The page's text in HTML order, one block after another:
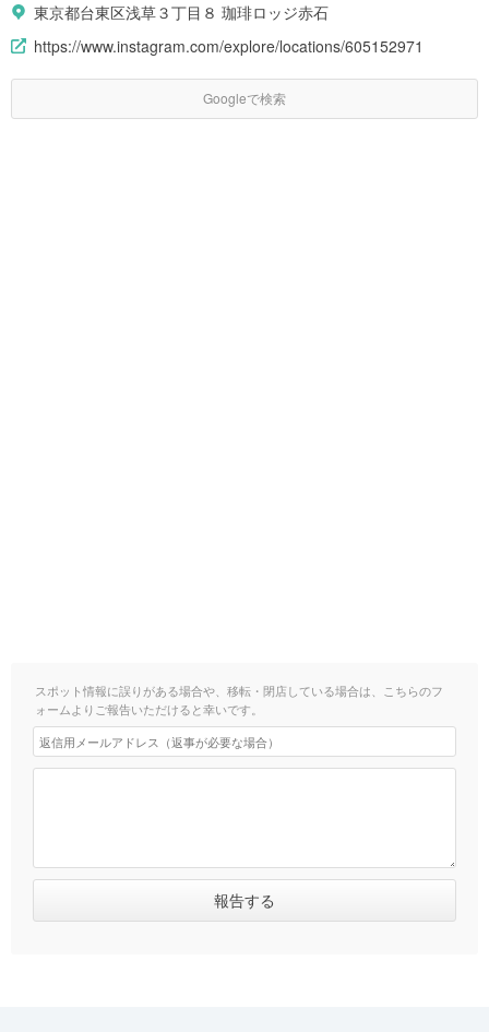
東京都台東区浅草３丁目８ 珈琲ロッジ赤石
https://www.instagram.com/explore/locations/605152971
Googleで検索
スポット情報に誤りがある場合や、移転・閉店している場合は、こちらのフ
ォームよりご報告いただけると幸いです。